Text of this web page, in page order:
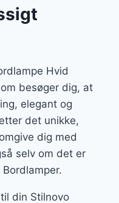
Hvid
besøger dig, at
elegant og
det unikke,
dig med
selv om det er
din Stilnovo